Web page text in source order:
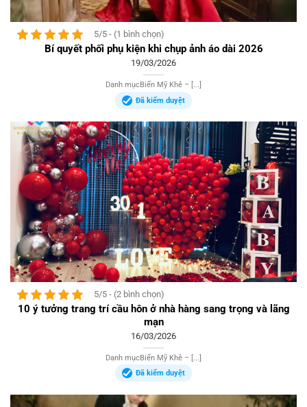
5/5 - (1 bình chọn)
Bí quyết phối phụ kiện khi chụp ảnh áo dài 2026
19/03/2026
Danh mụcBiển Mỹ Khê – [...]
Đã kiểm duyệt
5/5 - (2 bình chọn)
10 ý tưởng trang trí cầu hôn ở nhà hàng sang trọng và lãng
mạn
16/03/2026
Danh mụcBiển Mỹ Khê – [...]
Đã kiểm duyệt